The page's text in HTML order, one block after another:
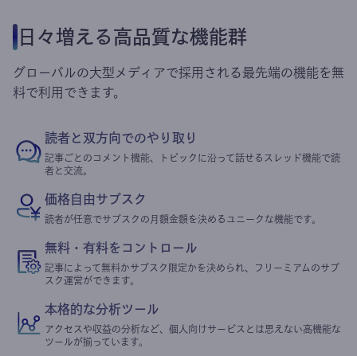
日々増える高品質な機能群
グローバルの大型メディアで採用される最先端の機能を無
料で利用できます。
読者と双方向でのやり取り
記事ごとのコメント機能、トピックに沿って話せるスレッド機能で読
者と交流。
価格自由サブスク
読者が任意でサブスクの月額金額を決めるユニークな機能です。
無料・有料をコントロール
記事によって無料かサブスク限定かを決められ、フリーミアムのサブ
スク運営ができます。
本格的な分析ツール
アクセスや収益の分析など、個人向けサービスとは思えない高機能な
ツールが揃っています。